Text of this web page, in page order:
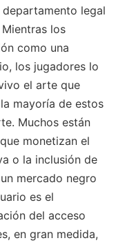
legal
los
como una
los jugadores lo
el arte que
mayoría de estos
Muchos están
monetizan el
o la inclusión de
mercado negro
es el
del acceso
en gran medida,